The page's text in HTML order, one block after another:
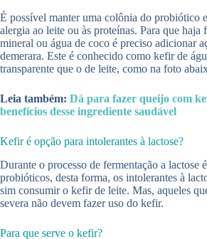
É possível manter uma colônia do probiótico
alergia ao leite ou às proteínas. Para que haja
mineral ou água de coco é preciso adicionar
demerara. Este é conhecido como kefir de
transparente que o de leite, como na foto
Leia também: Dá para fazer queijo com
benefícios desse ingrediente saudável
Kefir é opção para intolerantes à lactose?
Durante o processo de fermentação a lactose
probióticos, desta forma, os intolerantes à
sim consumir o kefir de leite. Mas, aqueles
severa não devem fazer uso do kefir.
Para que serve o kefir?